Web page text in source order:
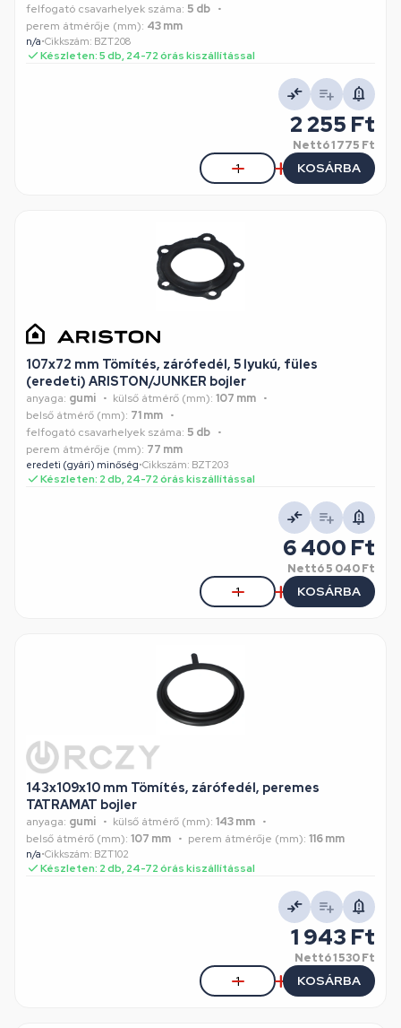
felfogató csavarhelyek száma: 5 db
perem átmérője (mm): 43 mm
n/a•Cikkszám: BZT208
Készleten: 5 db, 24-72 órás kiszállítással
2 255 Ft
Nettó1 775 Ft
KOSÁRBA
107x72 mm Tömítés, zárófedél, 5 lyukú, füles
(eredeti) ARISTON/JUNKER bojler
anyaga: gumi külső átmérő (mm): 107 mm
belső átmérő (mm): 71 mm
felfogató csavarhelyek száma: 5 db
perem átmérője (mm): 77 mm
eredeti (gyári) minőség•Cikkszám: BZT203
Készleten: 2 db, 24-72 órás kiszállítással
6 400 Ft
Nettó5 040 Ft
KOSÁRBA
143x109x10 mm Tömítés, zárófedél, peremes
TATRAMAT bojler
anyaga: gumi külső átmérő (mm): 143 mm
belső átmérő (mm): 107 mm perem átmérője (mm): 116 mm
n/a•Cikkszám: BZT102
Készleten: 2 db, 24-72 órás kiszállítással
1 943 Ft
Nettó1 530 Ft
KOSÁRBA